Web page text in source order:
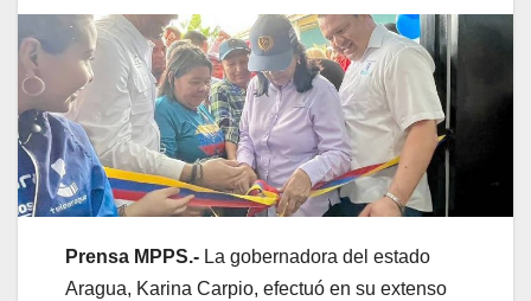
Prensa MPPS.- La gobernadora del estado
Aragua, Karina Carpio, efectuó en su extenso